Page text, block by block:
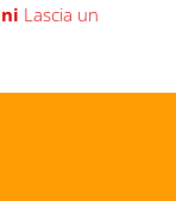
Lascia un